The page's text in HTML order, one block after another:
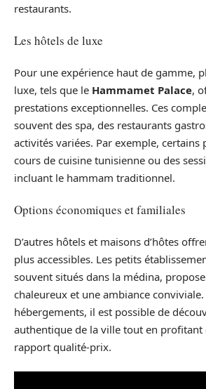
restaurants.
Les hôtels de luxe
Pour une expérience haut de gamme,
luxe, tels que le Hammamet Palace,
prestations exceptionnelles. Ces
souvent des spa, des restaurants
activités variées. Par exemple, certains
cours de cuisine tunisienne ou des
incluant le hammam traditionnel.
Options économiques et familiales
D’autres hôtels et maisons d’hôtes
plus accessibles. Les petits
souvent situés dans la médina,
chaleureux et une ambiance
hébergements, il est possible de
authentique de la ville tout en profitant
rapport qualité-prix.